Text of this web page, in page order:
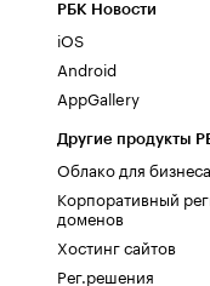
РБК Новости
iOS
Android
AppGallery
Другие продукты
Облако для бизнеса
Корпоративный
доменов
Хостинг сайтов
Рег.решения